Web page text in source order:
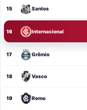
15 Santos
16 Internacional
17 Grêmio
18 Vasco
19 Remo